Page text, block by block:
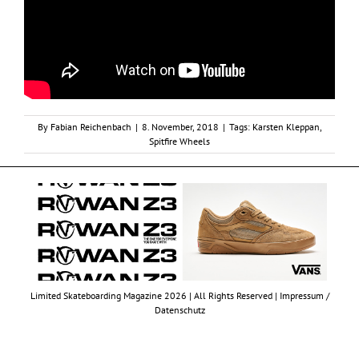
By Fabian Reichenbach | 8. November, 2018 | Tags: Karsten Kleppan
Spitfire Wheels
Limited Skateboarding Magazine 2026 | All Rights Reserved | Impressum /
Datenschutz